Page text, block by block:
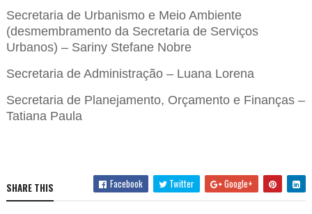
Secretaria de Urbanismo e Meio Ambiente
(desmembramento da Secretaria de Serviços
Urbanos) – Sariny Stefane Nobre
Secretaria de Administração – Luana Lorena
Secretaria de Planejamento, Orçamento e Finanças –
Tatiana Paula
SHARE THIS Facebook Twitter Google+